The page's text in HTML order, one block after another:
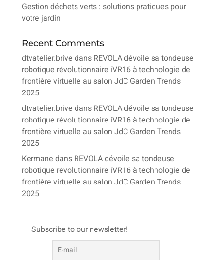
Gestion déchets verts : solutions pratiques pour
votre jardin
Recent Comments
dtvatelier.brive dans REVOLA dévoile sa tondeuse
robotique révolutionnaire iVR16 à technologie de
frontière virtuelle au salon JdC Garden Trends
2025
dtvatelier.brive dans REVOLA dévoile sa tondeuse
robotique révolutionnaire iVR16 à technologie de
frontière virtuelle au salon JdC Garden Trends
2025
Kermane dans REVOLA dévoile sa tondeuse
robotique révolutionnaire iVR16 à technologie de
frontière virtuelle au salon JdC Garden Trends
2025
Subscribe to our newsletter!